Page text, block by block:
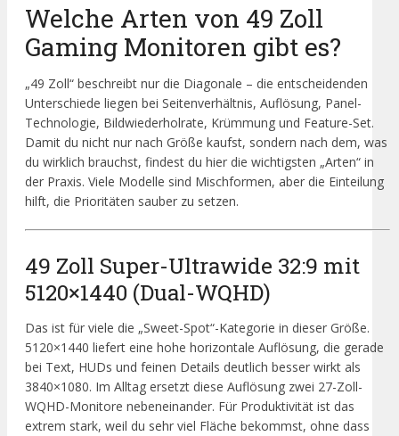
Welche Arten von 49 Zoll
Gaming Monitoren gibt es?
„49 Zoll“ beschreibt nur die Diagonale – die entscheidenden
Unterschiede liegen bei Seitenverhältnis, Auflösung, Panel-
Technologie, Bildwiederholrate, Krümmung und Feature-Set.
Damit du nicht nur nach Größe kaufst, sondern nach dem, was
du wirklich brauchst, findest du hier die wichtigsten „Arten“ in
der Praxis. Viele Modelle sind Mischformen, aber die Einteilung
hilft, die Prioritäten sauber zu setzen.
49 Zoll Super-Ultrawide 32:9 mit
5120×1440 (Dual-WQHD)
Das ist für viele die „Sweet-Spot“-Kategorie in dieser Größe.
5120×1440 liefert eine hohe horizontale Auflösung, die gerade
bei Text, HUDs und feinen Details deutlich besser wirkt als
3840×1080. Im Alltag ersetzt diese Auflösung zwei 27-Zoll-
WQHD-Monitore nebeneinander. Für Produktivität ist das
extrem stark, weil du sehr viel Fläche bekommst, ohne dass